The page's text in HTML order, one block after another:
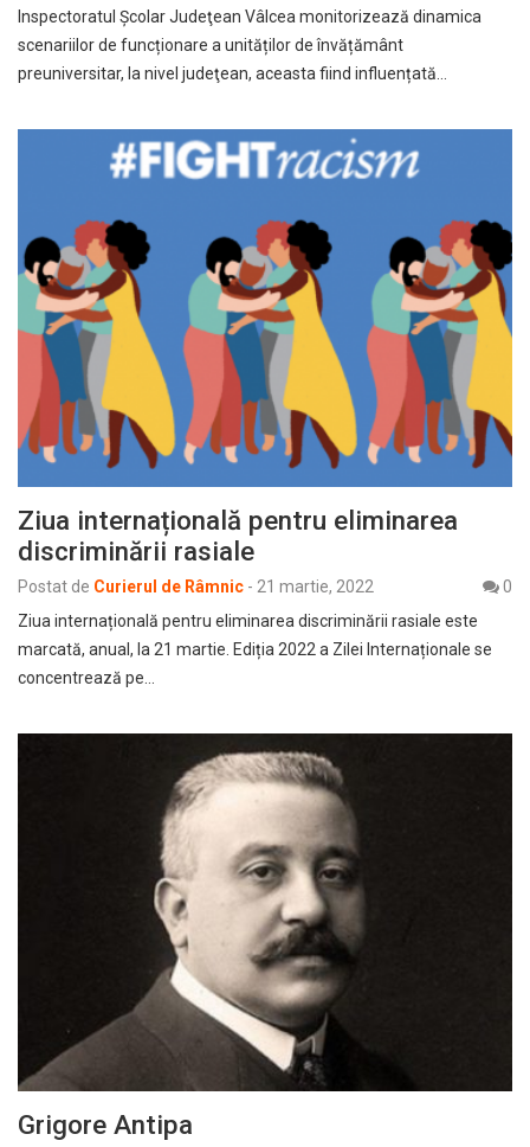
Inspectoratul Şcolar Judeţean Vâlcea monitorizează dinamica
scenariilor de funcționare a unităților de învățământ
preuniversitar, la nivel judeţean, aceasta fiind influențată…
Ziua internațională pentru eliminarea
discriminării rasiale
Postat de Curierul de Râmnic - 21 martie, 2022
0
Ziua internațională pentru eliminarea discriminării rasiale este
marcată, anual, la 21 martie. Ediția 2022 a Zilei Internaționale se
concentrează pe…
Grigore Antipa